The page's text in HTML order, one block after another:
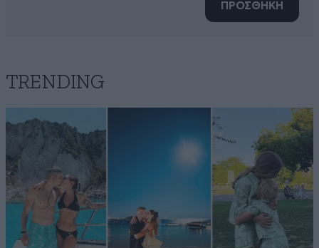
ΠΡΟΣΘΗΚΗ
TRENDING